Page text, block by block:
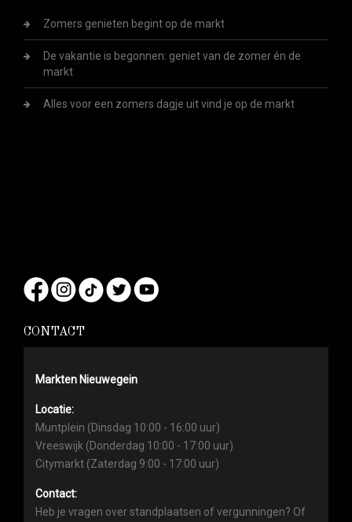
Zomers genieten begint op de markt
De vakantie is begonnen: geniet van de zomer én de
markt
Alles voor een zomers dagje uit vind je op de markt
CONTACT
Markten Nieuwegein
Locatie:
Muntplein (Dinsdag 10:00 - 16:00 uur)
Vreeswijk (Donderdag 10:00 - 17:00 uur)
Citymarkt (Zaterdag 9:00 - 17:00 uur)
Contact:
Heb je vragen over standplaatsen of vergunningen? Of